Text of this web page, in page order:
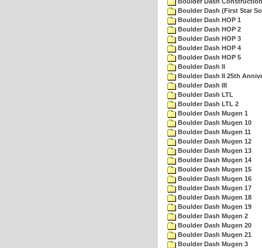
Boulder Dash (First Star
Boulder Dash HOP 1
Boulder Dash HOP 2
Boulder Dash HOP 3
Boulder Dash HOP 4
Boulder Dash HOP 5
Boulder Dash II
Boulder Dash II 25th
Boulder Dash III
Boulder Dash LTL
Boulder Dash LTL 2
Boulder Dash Mugen 1
Boulder Dash Mugen 10
Boulder Dash Mugen 11
Boulder Dash Mugen 12
Boulder Dash Mugen 13
Boulder Dash Mugen 14
Boulder Dash Mugen 15
Boulder Dash Mugen 16
Boulder Dash Mugen 17
Boulder Dash Mugen 18
Boulder Dash Mugen 19
Boulder Dash Mugen 2
Boulder Dash Mugen 20
Boulder Dash Mugen 21
Boulder Dash Mugen 3